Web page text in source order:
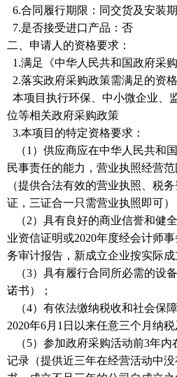
6.合同履行期限：同交货及安装
7.是否接受进口产品：否
二、申请人的资格要求：
1.满足《中华人民共和国政府采
2.落实政府采购政策需满足的资格
本项目执行环保、中小微企业、
位等相关政府采购政策
3.本项目的特定资格要求：
（1）供应商应在中华人民共和
民事责任的能力，营业执照经营
（提供合法有效的营业执照、税
证，三证合一只需营业执照即可）
（2）具有良好的商业信誉和健
业资信证明或2020年度经会计师
务审计报告，新成立企业按实际成
（3）具有履行合同所必需的设
诺书）；
（4）有依法缴纳税收和社会保
2020年6月1日以来任意三个月纳
（5）参加政府采购活动前3年
记录（提供近三年在经营活动中